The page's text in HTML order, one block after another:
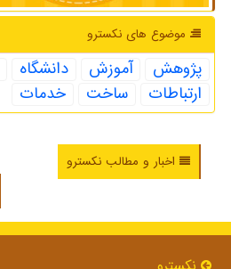
موضوع های نكسترو
پژوهش آموزش دانشگاه
ارتباطات
ساخت خدمات
اخبار و مطالب نکسترو